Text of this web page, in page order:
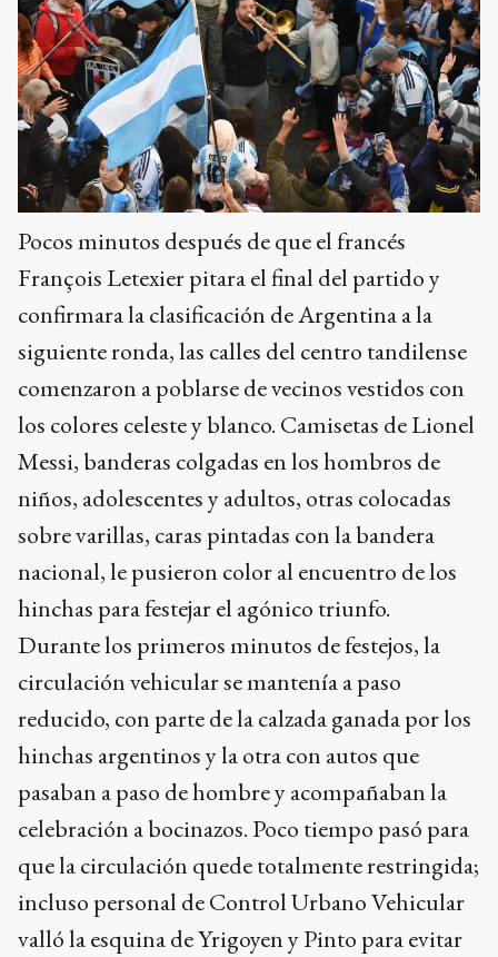
Pocos minutos después de que el francés
François Letexier pitara el final del partido y
confirmara la clasificación de Argentina a la
siguiente ronda, las calles del centro tandilense
comenzaron a poblarse de vecinos vestidos con
los colores celeste y blanco. Camisetas de Lionel
Messi, banderas colgadas en los hombros de
niños, adolescentes y adultos, otras colocadas
sobre varillas, caras pintadas con la bandera
nacional, le pusieron color al encuentro de los
hinchas para festejar el agónico triunfo.
Durante los primeros minutos de festejos, la
circulación vehicular se mantenía a paso
reducido, con parte de la calzada ganada por los
hinchas argentinos y la otra con autos que
pasaban a paso de hombre y acompañaban la
celebración a bocinazos. Poco tiempo pasó para
que la circulación quede totalmente restringida;
incluso personal de Control Urbano Vehicular
valló la esquina de Yrigoyen y Pinto para evitar